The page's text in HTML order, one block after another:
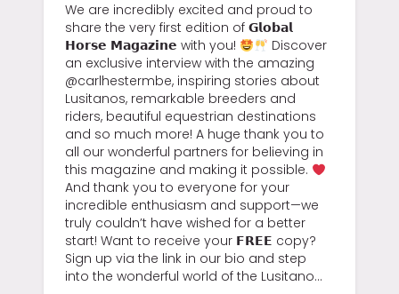
We are incredibly excited and proud to
share the very first edition of 𝗚𝗹𝗼𝗯𝗮𝗹
𝗛𝗼𝗿𝘀𝗲 𝗠𝗮𝗴𝗮𝘇𝗶𝗻𝗲 with you!
Discover
an exclusive interview with the amazing
@carlhestermbe, inspiring stories about
Lusitanos, remarkable breeders and
riders, beautiful equestrian destinations
and so much more! A huge thank you to
all our wonderful partners for believing in
this magazine and making it possible.
And thank you to everyone for your
incredible enthusiasm and support—we
truly couldn’t have wished for a better
start! Want to receive your 𝗙𝗥𝗘𝗘 copy?
Sign up via the link in our bio and step
into the wonderful world of the Lusitano...